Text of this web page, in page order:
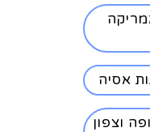
אסיה
וצפון